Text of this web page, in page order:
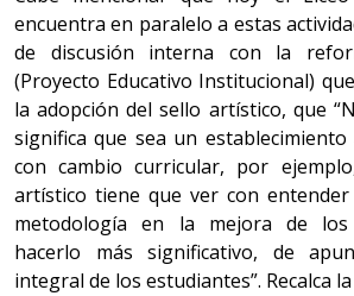
encuentra en paralelo a estas
de discusión interna con la
(Proyecto Educativo Institucional)
la adopción del sello artístico, que
significa que sea un
con cambio curricular, por
artístico tiene que ver con
metodología en la mejora de los
hacerlo más significativo, de
integral de los estudiantes”. Recalca